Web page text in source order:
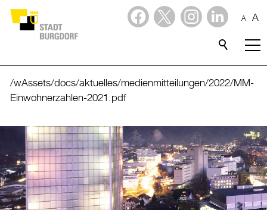
A A
Stadtporträt
Wirtschaft
Aktuelles
Aktuelles
/wAssets/docs/aktuelles/medienmitteilungen/2022/MM-
Einwohnerzahlen-2021.pdf